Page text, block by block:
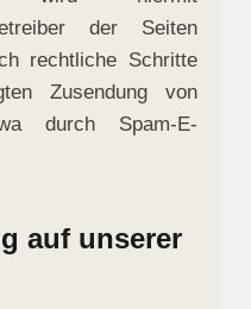
der Seiten
rechtliche Schritte
Zusendung von
durch Spam-E-
auf unserer